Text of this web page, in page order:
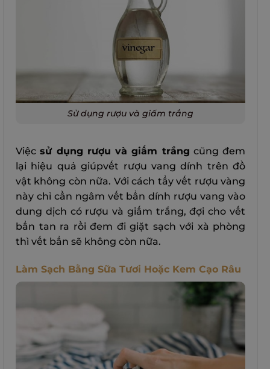
Sử dụng rượu và giấm trắng
Việcsử dụng rượu và giấm trắng cũng đem
lại hiệu quả giúpvết rượu vang dính trên đồ
vật không còn nữa. Với cách tẩy vết rượu vàng
này chỉ cần ngâm vết bẩn dính rượu vang vào
dung dịch có rượu và giấm trắng, đợi cho vết
bẩn tan ra rồi đem đi giặt sạch với xà phòng
thì vết bẩn sẽ không còn nữa.
Làm Sạch Bằng Sữa Tươi Hoặc Kem Cạo Râu